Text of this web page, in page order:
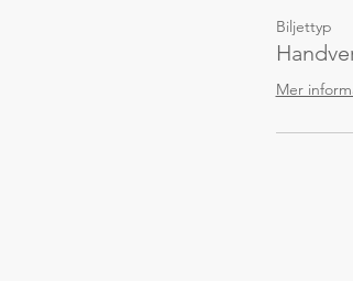
Biljettyp
Mer